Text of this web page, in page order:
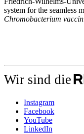
system for the seamless
Chromobacterium
Wir sind die
Instagram
Facebook
YouTube
LinkedIn